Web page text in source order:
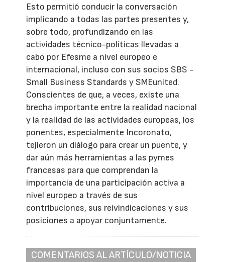
Esto permitió conducir la conversación
implicando a todas las partes presentes y,
sobre todo, profundizando en las
actividades técnico-políticas llevadas a
cabo por Efesme a nivel europeo e
internacional, incluso con sus socios SBS -
Small Business Standards y SMEunited.
Conscientes de que, a veces, existe una
brecha importante entre la realidad nacional
y la realidad de las actividades europeas, los
ponentes, especialmente Incoronato,
tejieron un diálogo para crear un puente, y
dar aún más herramientas a las pymes
francesas para que comprendan la
importancia de una participación activa a
nivel europeo a través de sus
contribuciones, sus reivindicaciones y sus
posiciones a apoyar conjuntamente.
COMENTARIOS AL ARTÍCULO/NOTICIA